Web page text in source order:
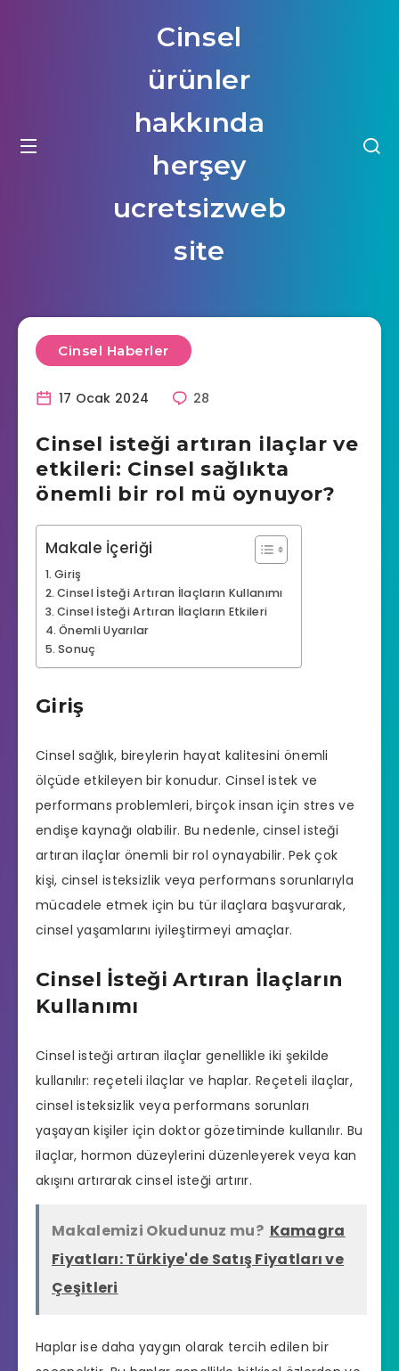
Cinsel
ürünler
hakkında
herşey
ucretsizweb
site
Cinsel Haberler
17 Ocak 2024 28
Cinsel isteği artıran ilaçlar ve
etkileri: Cinsel sağlıkta
önemli bir rol mü oynuyor?
Makale İçeriği
Giriş
Cinsel İsteği Artıran İlaçların Kullanımı
Cinsel İsteği Artıran İlaçların Etkileri
Önemli Uyarılar
Sonuç
Giriş
Cinsel sağlık, bireylerin hayat kalitesini önemli
ölçüde etkileyen bir konudur. Cinsel istek ve
performans problemleri, birçok insan için stres ve
endişe kaynağı olabilir. Bu nedenle, cinsel isteği
artıran ilaçlar önemli bir rol oynayabilir. Pek çok
kişi, cinsel isteksizlik veya performans sorunlarıyla
mücadele etmek için bu tür ilaçlara başvurarak,
cinsel yaşamlarını iyileştirmeyi amaçlar.
Cinsel İsteği Artıran İlaçların
Kullanımı
Cinsel isteği artıran ilaçlar genellikle iki şekilde
kullanılır: reçeteli ilaçlar ve haplar. Reçeteli ilaçlar,
cinsel isteksizlik veya performans sorunları
yaşayan kişiler için doktor gözetiminde kullanılır. Bu
ilaçlar, hormon düzeylerini düzenleyerek veya kan
akışını artırarak cinsel isteği artırır.
Makalemizi Okudunuz mu? Kamagra
Fiyatları: Türkiye'de Satış Fiyatları ve
Çeşitleri
Haplar ise daha yaygın olarak tercih edilen bir